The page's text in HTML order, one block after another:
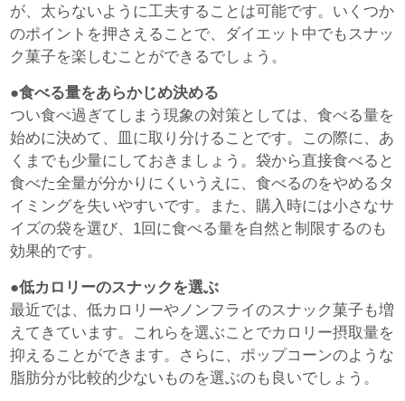
が、太らないように工夫することは可能です。いくつか
のポイントを押さえることで、ダイエット中でもスナッ
ク菓子を楽しむことができるでしょう。
●食べる量をあらかじめ決める
つい食べ過ぎてしまう現象の対策としては、食べる量を
始めに決めて、皿に取り分けることです。この際に、あ
くまでも少量にしておきましょう。袋から直接食べると
食べた全量が分かりにくいうえに、食べるのをやめるタ
イミングを失いやすいです。また、購入時には小さなサ
イズの袋を選び、1回に食べる量を自然と制限するのも
効果的です。
●低カロリーのスナックを選ぶ
最近では、低カロリーやノンフライのスナック菓子も増
えてきています。これらを選ぶことでカロリー摂取量を
抑えることができます。さらに、ポップコーンのような
脂肪分が比較的少ないものを選ぶのも良いでしょう。